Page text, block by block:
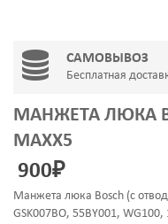
САМОВЫВОЗ
Бесплатная
МАНЖЕТА ЛЮКА
MAXX5
900₽
Манжета люка Bosch (с
GSK007BO, 55BY001,